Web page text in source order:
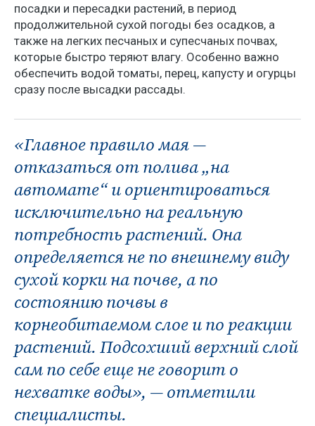
посадки и пересадки растений, в период
продолжительной сухой погоды без осадков, а
также на легких песчаных и супесчаных почвах,
которые быстро теряют влагу. Особенно важно
обеспечить водой томаты, перец, капусту и огурцы
сразу после высадки рассады.
«Главное правило мая —
отказаться от полива „на
автомате“ и ориентироваться
исключительно на реальную
потребность растений. Она
определяется не по внешнему виду
сухой корки на почве, а по
состоянию почвы в
корнеобитаемом слое и по реакции
растений. Подсохший верхний слой
сам по себе еще не говорит о
нехватке воды», — отметили
специалисты.